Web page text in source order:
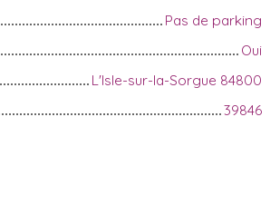
Pas de parking
Oui
L'Isle-sur-la-Sorgue 84800
39846